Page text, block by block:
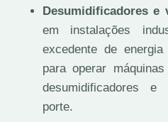
Desumidificadores e
em instalações
excedente de
para operar
desumidificadores e
porte.